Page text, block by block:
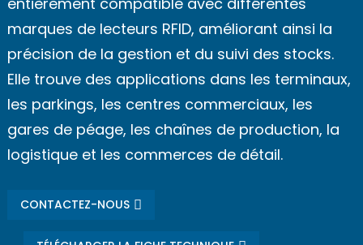
marques de lecteurs RFID, améliorant ainsi la
précision de la gestion et du suivi des stocks.
Elle trouve des applications dans les terminaux,
les parkings, les centres commerciaux, les
gares de péage, les chaînes de production, la
logistique et les commerces de détail.
CONTACTEZ-NOUS